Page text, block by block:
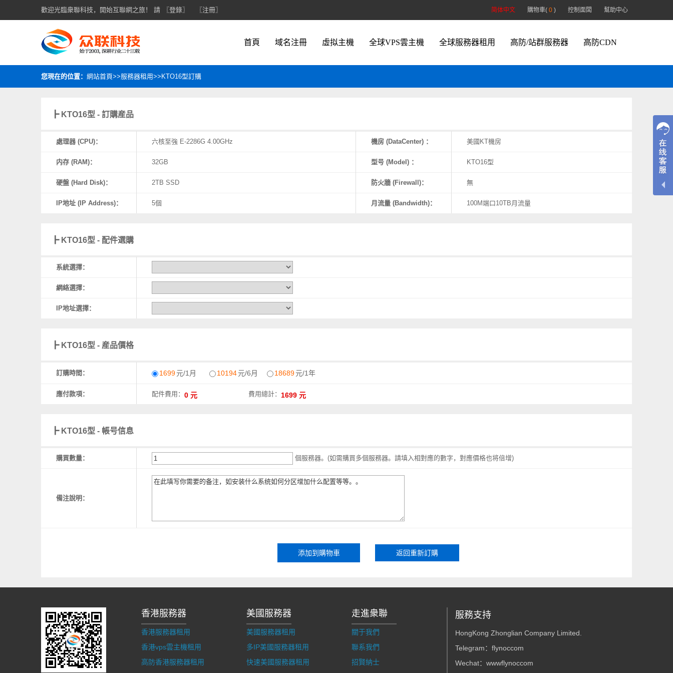
歡迎光臨衆聯科技，開始互聯網之旅！ 請 〖登錄〗 〖注冊〗 简体中文 購物車( 0 ) 控制面闆 幫助中心
首頁 域名注冊 虛拟主機 全球VPS雲主機 全球服務器租用 高防/站群服務器 高防CDN
您現在的位置： 網站首頁>>服務器租用>>KTO16型訂購
┣ KTO16型 - 訂購産品
處理器 (CPU)： 六核至強 E-2286G 4.00GHz 機房 (DataCenter) ： 美國KT機房
内存 (RAM)： 32GB 型号 (Model) ： KTO16型
硬盤 (Hard Disk)： 2TB SSD 防火牆 (Firewall)： 無
IP地址 (IP Address)： 5個 月流量 (Bandwidth)： 100M端口10TB月流量
┣ KTO16型 - 配件選購
系統選擇：
網絡選擇：
IP地址選擇：
┣ KTO16型 - 産品價格
訂購時間： 1699元/1月 10194元/6月 18689元/1年
應付款項： 配件費用： 費用總計：
┣ KTO16型 - 帳号信息
購買數量： 個服務器。(如需購買多個服務器。請填入相對應的數字，對應價格也将倍增)
備注說明：
返回重新訂購
香港服務器
香港服務器租用
香港vps雲主機租用
高防香港服務器租用
美國服務器
美國服務器租用
多IP美國服務器租用
快速美國服務器租用
走進衆聯
關于我們
聯系我們
招賢納士
服務支持
HongKong Zhonglian Company Limited.
Telegram： flynoccom
Wechat：wwwflynoccom